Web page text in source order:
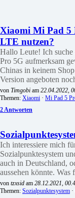
Xiaomi Mi Pad 5
LTE nutzen?
Hallo Leute! Ich
Pro 5G aufmerksam
Chinas in keinem
Version angeboten
von Timgobi am 22.04.2022,
Themen: Xiaomi · Mi Pad 5
2 Antworten
Ich interessiere mich
Sozialpunktesystem
auch in Deutschland,
aussehen könnte. Was
von tzxsid am 28.12.2021,
Themen: Sozialpunktesystem